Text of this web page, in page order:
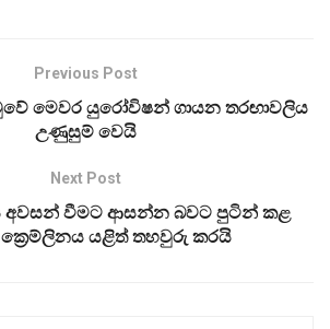
Previous Post
මෙවර යුරෝවිෂන් ගායන තරඟාවලිය
උණුසුම් වෙයි
Next Post
අවසන් වීමට ආසන්න බවට පුටින් කළ
ක්‍රෙම්ලිනය යළිත් තහවුරු කරයි